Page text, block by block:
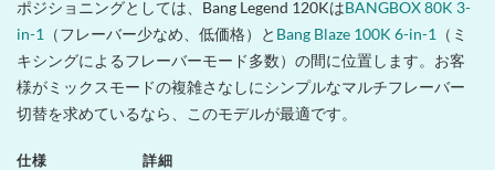
ポジショニングとしては、Bang Legend 120KはBANGBOX 80K 3-
in-1
（フレーバー少なめ、低価格）と Bang Blaze 100K 6-in-1
（ミ
キシングによるフレーバーモード多数）の間に位置します。お客
様がミックスモードの複雑さなしにシンプルなマルチフレーバー
切替を求めているなら、このモデルが最適です。
仕様
詳細